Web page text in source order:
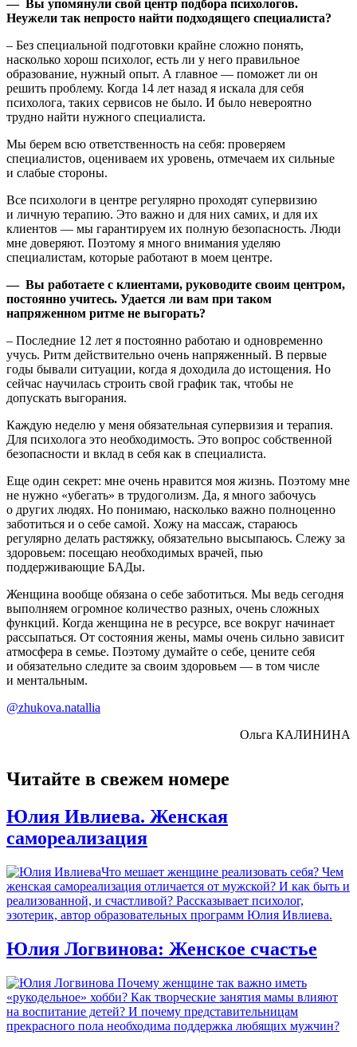
— Вы упомянули свой центр подбора психологов.
Неужели так непросто найти подходящего специалиста?
– Без специальной подготовки крайне сложно понять,
насколько хорош психолог, есть ли у него правильное
образование, нужный опыт. А главное — поможет ли он
решить проблему. Когда 14 лет назад я искала для себя
психолога, таких сервисов не было. И было невероятно
трудно найти нужного специалиста.
Мы берем всю ответственность на себя: проверяем
специалистов, оцениваем их уровень, отмечаем их сильные
и слабые стороны.
Все психологи в центре регулярно проходят супервизию
и личную терапию. Это важно и для них самих, и для их
клиентов — мы гарантируем их полную безопасность. Люди
мне доверяют. Поэтому я много внимания уделяю
специалистам, которые работают в моем центре.
— Вы работаете с клиентами, руководите своим центром,
постоянно учитесь. Удается ли вам при таком
напряженном ритме не выгорать?
– Последние 12 лет я постоянно работаю и одновременно
учусь. Ритм действительно очень напряженный. В первые
годы бывали ситуации, когда я доходила до истощения. Но
сейчас научилась строить свой график так, чтобы не
допускать выгорания.
Каждую неделю у меня обязательная супервизия и терапия.
Для психолога это необходимость. Это вопрос собственной
безопасности и вклад в себя как в специалиста.
Еще один секрет: мне очень нравится моя жизнь. Поэтому мне
не нужно «убегать» в трудоголизм. Да, я много забочусь
о других людях. Но понимаю, насколько важно полноценно
заботиться и о себе самой. Хожу на массаж, стараюсь
регулярно делать растяжку, обязательно высыпаюсь. Слежу за
здоровьем: посещаю необходимых врачей, пью
поддерживающие БАДы.
Женщина вообще обязана о себе заботиться. Мы ведь сегодня
выполняем огромное количество разных, очень сложных
функций. Когда женщина не в ресурсе, все вокруг начинает
рассыпаться. От состояния жены, мамы очень сильно зависит
атмосфера в семье. Поэтому думайте о себе, цените себя
и обязательно следите за своим здоровьем — в том числе
и ментальным.
@zhukova.natallia
Ольга КАЛИНИНА
Читайте в свежем номере
Юлия Ивлиева. Женская
самореализация
Что мешает женщине реализовать себя? Чем
женская самореализация отличается от мужской? И как быть и
реализованной, и счастливой? Рассказывает психолог,
эзотерик, автор образовательных программ Юлия Ивлиева.
Юлия Логвинова: Женское счастье
Почему женщине так важно иметь
«рукодельное» хобби? Как творческие занятия мамы влияют
на воспитание детей? И почему представительницам
прекрасного пола необходима поддержка любящих мужчин?